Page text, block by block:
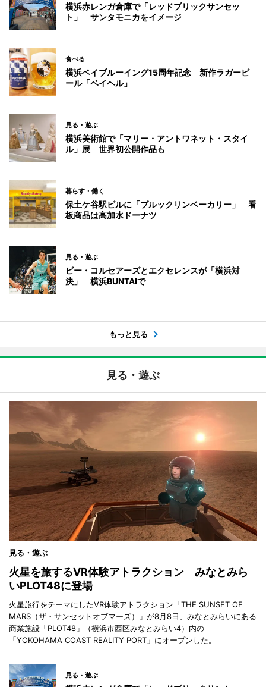
横浜赤レンガ倉庫で「レッドブリックサンセッ
ト」 サンタモニカをイメージ
食べる
横浜ベイブルーイング15周年記念 新作ラガービ
ール「ベイヘル」
見る・遊ぶ
横浜美術館で「マリー・アントワネット・スタイ
ル」展 世界初公開作品も
暮らす・働く
保土ケ谷駅ビルに「ブルックリンベーカリー」 看
板商品は高加水ドーナツ
見る・遊ぶ
ビー・コルセアーズとエクセレンスが「横浜対
決」 横浜BUNTAIで
もっと見る
見る・遊ぶ
見る・遊ぶ
火星を旅するVR体験アトラクション みなとみら
いPLOT48に登場
火星旅行をテーマにしたVR体験アトラクション「THE SUNSET OF
MARS（ザ・サンセットオブマーズ）」が8月8日、みなとみらいにある
商業施設「PLOT48」（横浜市西区みなとみらい4）内の
「YOKOHAMA COAST REALITY PORT」にオープンした。
見る・遊ぶ